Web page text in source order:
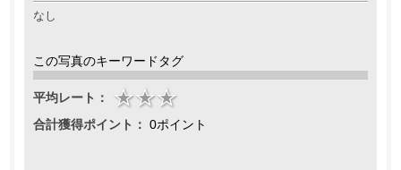
なし
この写真のキーワードタグ
平均レート：
合計獲得ポイント： 0ポイント